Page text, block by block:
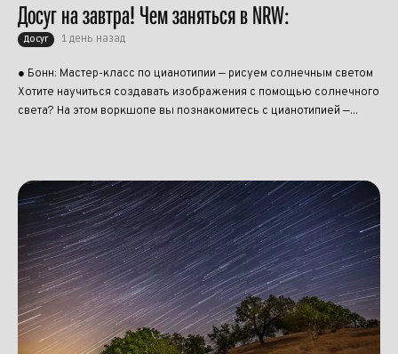
Досуг на завтра! Чем заняться в NRW:
Досуг 1 день назад
● Бонн: Мастер-класс по цианотипии — рисуем солнечным светом
Хотите научиться создавать изображения с помощью солнечного
света? На этом воркшопе вы познакомитесь с цианотипией —...